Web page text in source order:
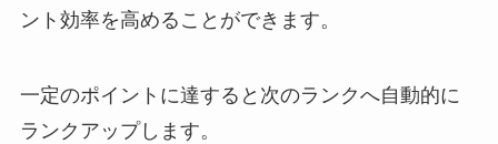
ント効率を高めることができます。
一定のポイントに達すると次のランクへ自動的に
ランクアップします。